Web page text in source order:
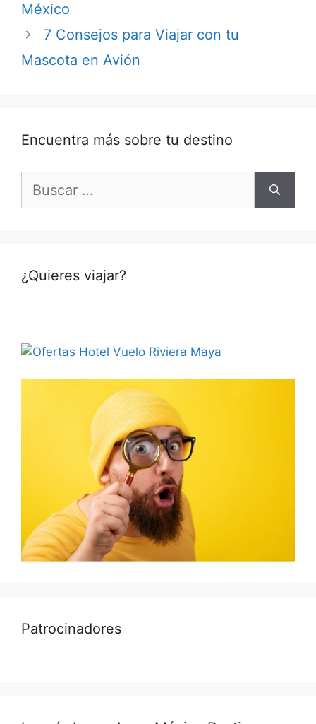
México
7 Consejos para Viajar con tu
Mascota en Avión
Encuentra más sobre tu destino
¿Quieres viajar?
Patrocinadores